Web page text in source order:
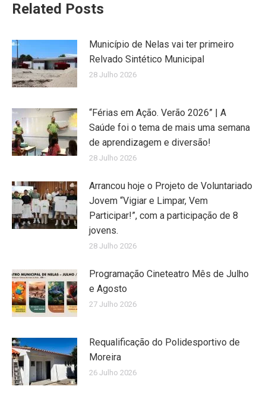
Related Posts
Município de Nelas vai ter primeiro
Relvado Sintético Municipal
28 Julho 2026
“Férias em Ação. Verão 2026” | A
Saúde foi o tema de mais uma semana
de aprendizagem e diversão!
28 Julho 2026
Arrancou hoje o Projeto de Voluntariado
Jovem “Vigiar e Limpar, Vem
Participar!”, com a participação de 8
jovens.
28 Julho 2026
Programação Cineteatro Mês de Julho
e Agosto
27 Julho 2026
Requalificação do Polidesportivo de
Moreira
26 Julho 2026